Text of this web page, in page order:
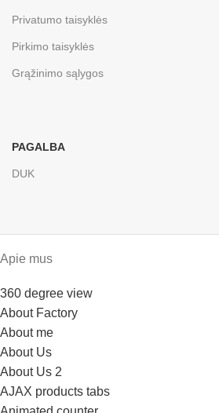
Privatumo taisyklės
Pirkimo taisyklės
Grąžinimo sąlygos
PAGALBA
DUK
Apie mus
360 degree view
About Factory
About me
About Us
About Us 2
AJAX products tabs